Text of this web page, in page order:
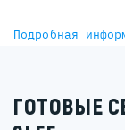
Подробная
ГОТОВЫЕ